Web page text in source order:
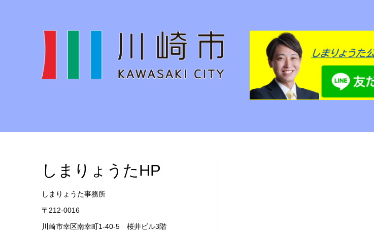
しまりょうたHP
しまりょうた事務所
〒212-0016
川崎市幸区南幸町1-40-5 桜井ビル3階